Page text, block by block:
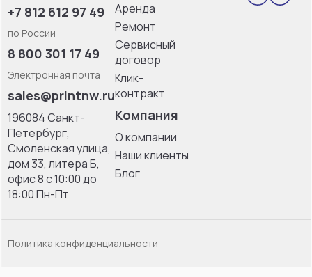
+7 812 612 97 49
по России
8 800 301 17 49
Электронная почта
sales@printnw.ru
196084 Санкт-
Петербург,
Смоленская улица,
дом 33, литерa Б,
офис 8 с 10:00 до
18:00 Пн-Пт
Аренда
Ремонт
Сервисный
договор
Клик-
контракт
Компания
О компании
Наши клиенты
Блог
Политика конфиденциальности